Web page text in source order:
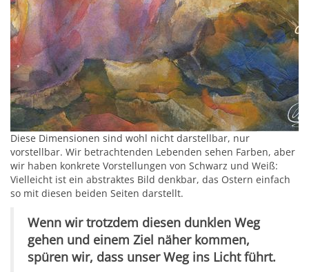
Diese Dimensionen sind wohl nicht darstellbar, nur
vorstellbar. Wir betrachtenden Lebenden sehen Farben, aber
wir haben konkrete Vorstellungen von Schwarz und Weiß:
Vielleicht ist ein abstraktes Bild denkbar, das Ostern einfach
so mit diesen beiden Seiten darstellt.
Wenn wir trotzdem diesen dunklen Weg
gehen und einem Ziel näher kommen,
spüren wir, dass unser Weg ins Licht führt.